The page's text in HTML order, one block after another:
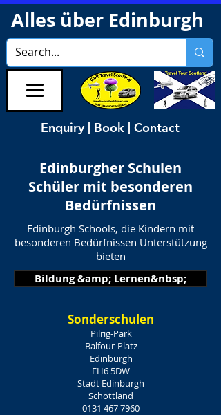
Alles über Edinburgh
Enquiry | Book | Contact
Edinburgher Schulen
Schüler mit besonderen
Bedürfnissen
Edinburgh Schools, die Kindern mit
besonderen Bedürfnissen Unterstützung
bieten
Bildung &amp; Lernen&nbsp;
Sonderschulen
Pilrig-Park
Balfour-Platz
Edinburgh
EH6 5DW
Stadt Edinburgh
Schottland
0131 467 7960